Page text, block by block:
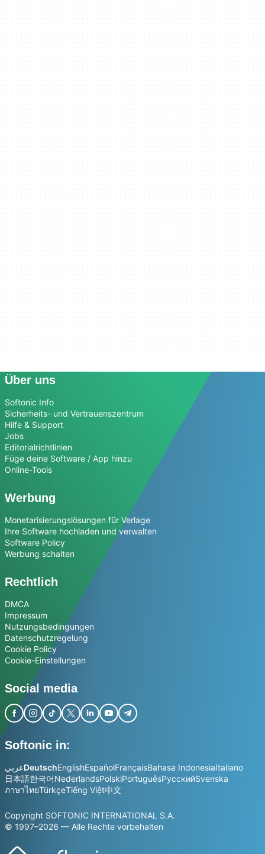
Über uns
Softonic Info
Sicherheits- und Vertrauenszentrum
Hilfe & Support
Jobs
Editorialrichtlinien
Füge deine Software / App hinzu
Online-Tools
Werbung
Monetarisierungslösungen für Verlage
Ihre Software hochladen und verwalten
Software Policy
Werbung schalten
Rechtlich
DMCA
Impressum
Nutzungsbedingungen
Datenschutzregelung
Cookie Policy
Cookie-Einstellungen
Social media
Softonic in:
عربيDeutschEnglishEspañolFrançaisBahasa IndonesiaItaliano
日本語한국어NederlandsPolskiPortuguêsРусскийSvenska
ภาษาไทยTürkçeTiếng Việt中文
Copyright SOFTONIC INTERNATIONAL S.A.
© 1997–2026 — Alle Rechte vorbehalten